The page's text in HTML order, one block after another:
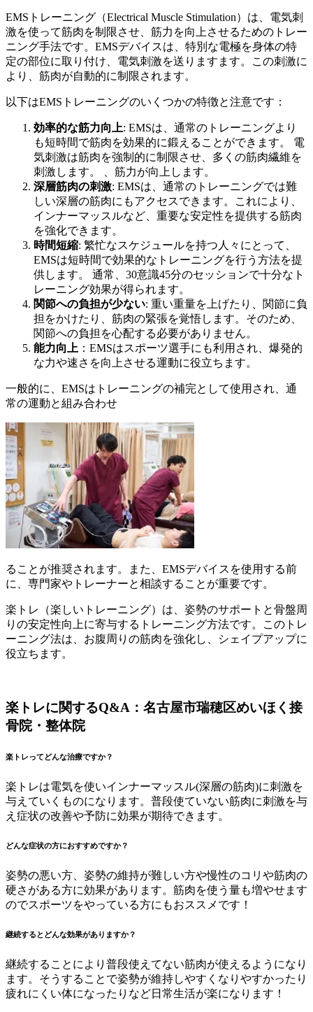
EMSトレーニング（Electrical Muscle Stimulation）は、電気刺
激を使って筋肉を制限させ、筋力を向上させるためのトレー
ニング手法です。EMSデバイスは、特別な電極を身体の特
定の部位に取り付け、電気刺激を送りますます。この刺激に
より、筋肉が自動的に制限されます。
以下はEMSトレーニングのいくつかの特徴と注意です：
効率的な筋力向上: EMSは、通常のトレーニングより
も短時間で筋肉を効果的に鍛えることができます。 電
気刺激は筋肉を強制的に制限させ、多くの筋肉繊維を
刺激します。 、筋力が向上します。
深層筋肉の刺激: EMSは、通常のトレーニングでは難
しい深層の筋肉にもアクセスできます。これにより、
インナーマッスルなど、重要な安定性を提供する筋肉
を強化できます。
時間短縮: 繁忙なスケジュールを持つ人々にとって、
EMSは短時間で効果的なトレーニングを行う方法を提
供します。 通常、30意識45分のセッションで十分なト
レーニング効果が得られます。
関節への負担が少ない: 重い重量を上げたり、関節に負
担をかけたり、筋肉の緊張を覚悟します。そのため、
関節への負担を心配する必要がありません。
能力向上 ：EMSはスポーツ選手にも利用され、爆発的
な力や速さを向上させる運動に役立ちます。
一般的に、EMSはトレーニングの補完として使用され、通
常の運動と組み合わせ
ることが推奨されます。また、EMSデバイスを使用する前
に、専門家やトレーナーと相談することが重要です。
楽トレ（楽しいトレーニング）は、姿勢のサポートと骨盤周
りの安定性向上に寄与するトレーニング方法です。このトレ
ーニング法は、お腹周りの筋肉を強化し、シェイプアップに
役立ちます。
楽トレに関するQ&A：名古屋市瑞穂区めいほく接
骨院・整体院
楽トレってどんな治療ですか？
楽トレは電気を使いインナーマッスル(深層の筋肉)に刺激を
与えていくものになります。普段使ていない筋肉に刺激を与
え症状の改善や予防に効果が期待できます。
どんな症状の方におすすめですか？
姿勢の悪い方、姿勢の維持が難しい方や慢性のコリや筋肉の
硬さがある方に効果があります。筋肉を使う量も増やせます
のでスポーツをやっている方にもおススメです！
継続するとどんな効果がありますか？
継続することにより普段使えてない筋肉が使えるようになり
ます。そうすることで姿勢が維持しやすくなりやすかったり
疲れにくい体になったりなど日常生活が楽になります！